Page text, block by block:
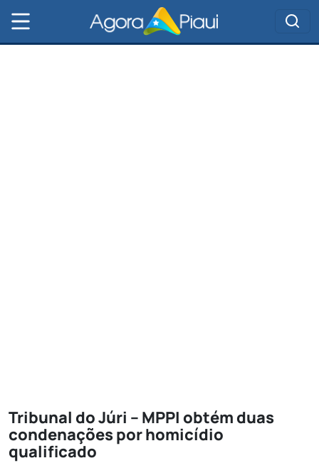
Tribunal do Júri – MPPI obtém duas
condenações por homicídio
qualificado